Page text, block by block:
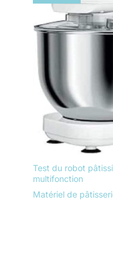
Test du robot
multifonction
Matériel de